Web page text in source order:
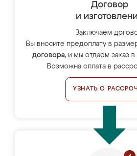
Договор
и
Заключаем
Вы вносите предоплату в
договора, и мы отдаём заказ
Возможна оплата в
УЗНАТЬ О